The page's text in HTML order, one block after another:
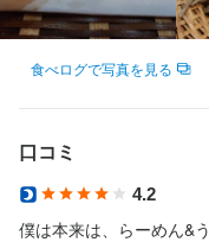
食べログで写真を見る
口コミ
4.2
僕は本来は、らーめん&